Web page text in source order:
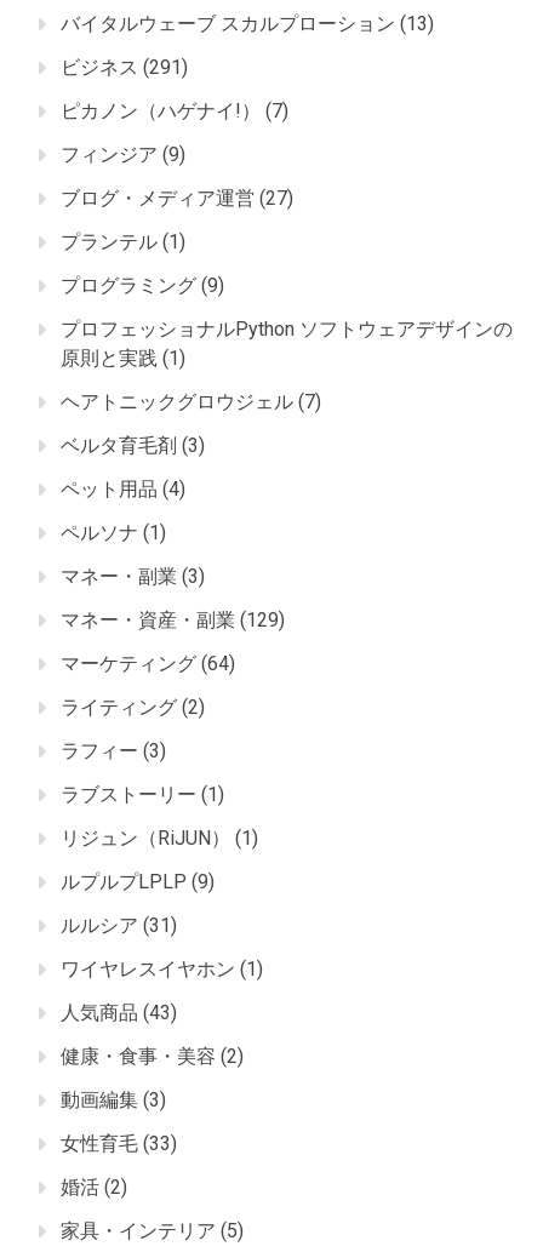
バイタルウェーブ スカルプローション (13)
ビジネス (291)
ピカノン（ハゲナイ!）
(7)
フィンジア (9)
ブログ・メディア運営 (27)
プランテル (1)
プログラミング (9)
プロフェッショナルPython ソフトウェアデザインの
原則と実践 (1)
ヘアトニックグロウジェル (7)
ベルタ育毛剤 (3)
ペット用品 (4)
ペルソナ (1)
マネー・副業 (3)
マネー・資産・副業 (129)
マーケティング (64)
ライティング (2)
ラフィー (3)
ラブストーリー (1)
リジュン（RiJUN）
(1)
ルプルプLPLP (9)
ルルシア (31)
ワイヤレスイヤホン (1)
人気商品 (43)
健康・食事・美容 (2)
動画編集 (3)
女性育毛 (33)
婚活 (2)
家具・インテリア (5)